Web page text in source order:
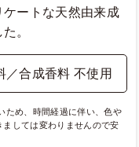
ートな天然由来成
。
／合成香料 不使用
ため、時間経過に伴い、色や
しては変わりませんので安